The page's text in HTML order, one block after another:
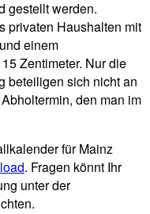
gestellt werden.
privaten Haushalten mit
einem
Zentimeter. Nur die
beteiligen sich nicht an
den man im
für Mainz
. Fragen könnt Ihr
unter der